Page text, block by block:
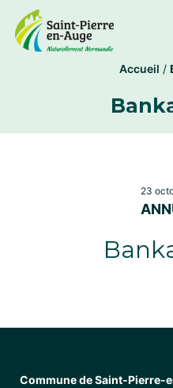
Accueil /
23
Commune de Saint-Pierre-